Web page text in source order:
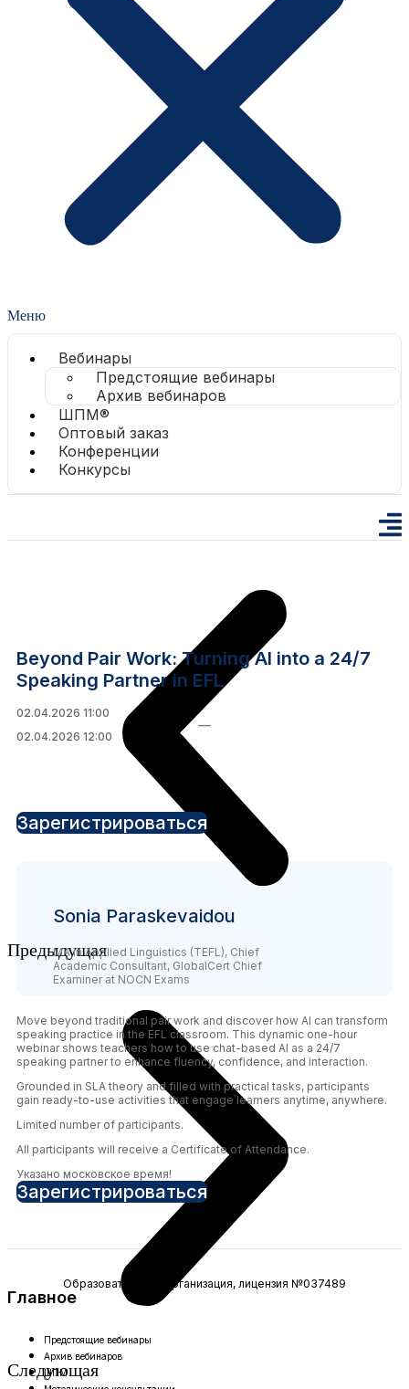
Меню
Вебинары
Предстоящие вебинары
Архив вебинаров
ШПМ®
Оптовый заказ
Конференции
Конкурсы
Предыдущая
Следующая
Beyond Pair Work: Turning AI into a 24/7
Speaking Partner in EFL
02.04.2026 11:00
—
02.04.2026 12:00
Зарегистрироваться
Sonia Paraskevaidou
MA in Applied Linguistics (TEFL), Chief
Academic Consultant, GlobalCert Chief
Examiner at NOCN Exams
Move beyond traditional pair work and discover how AI can transform
speaking practice in the EFL classroom. This dynamic one-hour
webinar shows teachers how to use chat-based AI as a 24/7
speaking partner to enhance fluency, confidence, and interaction.
Grounded in SLA theory and filled with practical tasks, participants
gain ready-to-use activities that engage learners anytime, anywhere.
Limited number of participants.
All participants will receive a Certificate of Attendance.
Указано московское время!
Зарегистрироваться
Образовательная организация, лицензия №037489
Главное
Предстоящие вебинары
Архив вебинаров
ШПМ